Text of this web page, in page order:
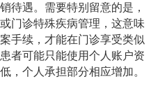
待遇。需要特别留意的是，
门诊特殊疾病管理，这意味
手续，才能在门诊享受类似
者可能只能使用个人账户资
，个人承担部分相应增加。